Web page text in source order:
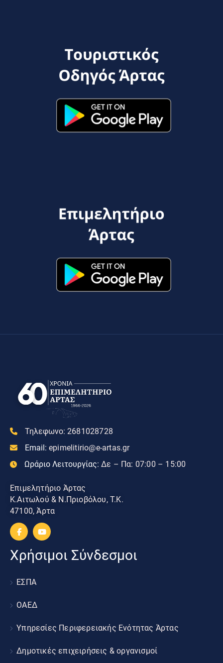
Τηλεφωνο: 2681028728
Email: epimelitirio@e-artas.gr
Ωράριο Λειτουργίας: Δε – Πα: 07:00 – 15:00
Επιμελητήριο Άρτας
Κ.Αιτωλού & Ν.Πριοβόλου, Τ.Κ.
47100, Άρτα
Χρήσιμοι Σύνδεσμοι
ΕΣΠΑ
ΟΑΕΔ
Υπηρεσίες Περιφερειακής Ενότητας Άρτας
Δημοτικές επιχειρήσεις & οργανισμοί